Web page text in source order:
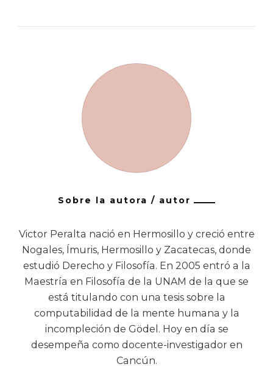
Sobre la autora / autor
Victor Peralta nació en Hermosillo y creció entre
Nogales, Ímuris, Hermosillo y Zacatecas, donde
estudió Derecho y Filosofía. En 2005 entró a la
Maestría en Filosofía de la UNAM de la que se
está titulando con una tesis sobre la
computabilidad de la mente humana y la
incompleción de Gödel. Hoy en día se
desempeña como docente-investigador en
Cancún.